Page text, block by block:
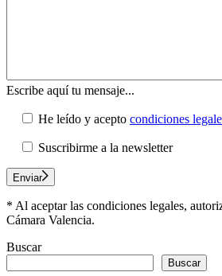
Escribe aquí tu mensaje...
He leído y acepto condiciones
Suscribirme a la newsletter
Enviar
* Al aceptar las condiciones legales,
Cámara Valencia.
Buscar
Buscar